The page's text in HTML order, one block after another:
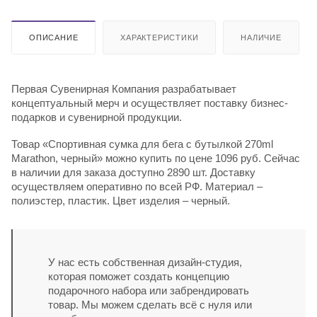
ОПИСАНИЕ ХАРАКТЕРИСТИКИ НАЛИЧИЕ
Первая Сувенирная Компания разрабатывает
концептуальный мерч и осуществляет поставку бизнес-
подарков и сувенирной продукции.
Товар «Спортивная сумка для бега с бутылкой 270ml
Marathon, черный» можно купить по цене 1096 руб. Сейчас
в наличии для заказа доступно 2890 шт. Доставку
осуществляем оперативно по всей РФ. Материал –
полиэстер, пластик. Цвет изделия – черный.
У нас есть собственная дизайн-студия,
которая поможет создать концепцию
подарочного набора или забрендировать
товар. Мы можем сделать всё с нуля или